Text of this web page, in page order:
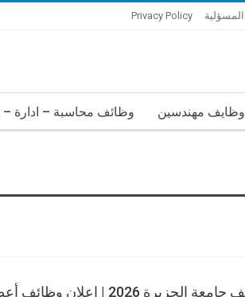
المسؤلية Privacy Policy
وظايف مهندسين وظائف محاسبة – ادارة
وظائف جامعة الجزيرة 2026 |